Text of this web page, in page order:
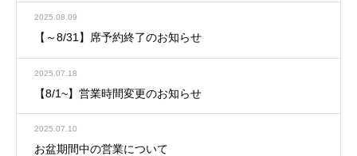
2025.08.09
【～8/31】席予約終了のお知らせ
2025.07.18
【8/1~】営業時間変更のお知らせ
2025.07.10
お盆期間中の営業について